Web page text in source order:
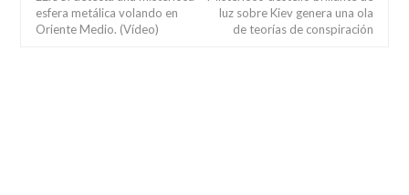
esfera metálica volando en
Oriente Medio. (Vídeo)
luz sobre Kiev genera una ola
de teorías de conspiración